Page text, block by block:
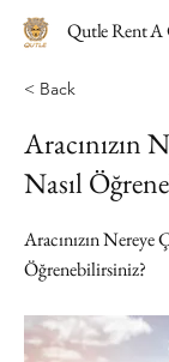
Qutle Rent A
< Back
Aracınızın
Nasıl
Aracınızın Nereye
Öğrenebilirsiniz?